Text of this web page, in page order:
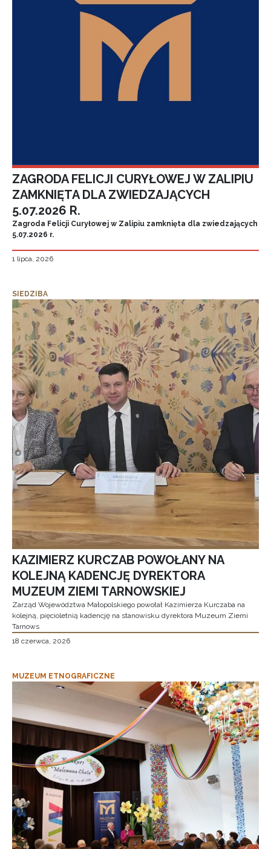
ZAGRODA FELICJI CURYŁOWEJ W ZALIPIU
ZAMKNIĘTA DLA ZWIEDZAJĄCYCH
5.07.2026 R.
Zagroda Felicji Curyłowej w Zalipiu zamknięta dla zwiedzających
5.07.2026 r.
1 lipca, 2026
SIEDZIBA
KAZIMIERZ KURCZAB POWOŁANY NA
KOLEJNĄ KADENCJĘ DYREKTORA
MUZEUM ZIEMI TARNOWSKIEJ
Zarząd Województwa Małopolskiego powołał Kazimierza Kurczaba na
kolejną, pięcioletnią kadencję na stanowisku dyrektora Muzeum Ziemi
Tarnows
18 czerwca, 2026
MUZEUM ETNOGRAFICZNE